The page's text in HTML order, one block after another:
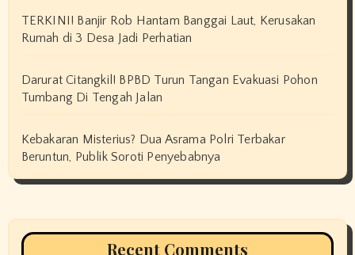
TERKINI! Banjir Rob Hantam Banggai Laut, Kerusakan
Rumah di 3 Desa Jadi Perhatian
Darurat Citangkil! BPBD Turun Tangan Evakuasi Pohon
Tumbang Di Tengah Jalan
Kebakaran Misterius? Dua Asrama Polri Terbakar
Beruntun, Publik Soroti Penyebabnya
Recent Comments